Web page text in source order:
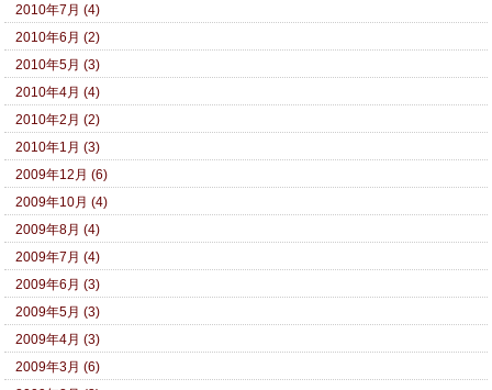
2010年7月 (4)
2010年6月 (2)
2010年5月 (3)
2010年4月 (4)
2010年2月 (2)
2010年1月 (3)
2009年12月 (6)
2009年10月 (4)
2009年8月 (4)
2009年7月 (4)
2009年6月 (3)
2009年5月 (3)
2009年4月 (3)
2009年3月 (6)